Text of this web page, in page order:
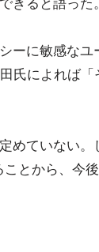
きると語った。
ーに敏感なユ
氏によれば「
めていない
とから、今